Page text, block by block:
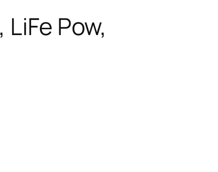
Pow,